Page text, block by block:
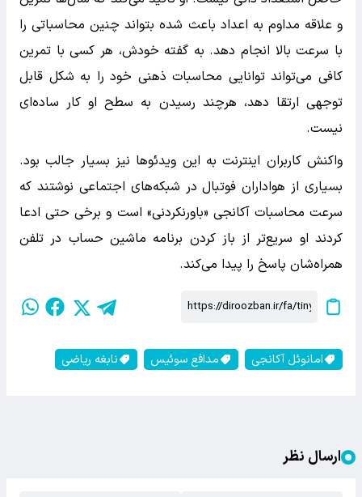
و علاقه مداوم به اعداد باعث شده بتواند چنین محاسباتی را
با سرعت بالا انجام دهد. به گفته خودش، هر کسی با تمرین
کافی می‌تواند توانایی محاسبات ذهنی خود را به شکل قابل
توجهی ارتقا دهد، هرچند رسیدن به سطح او کار ساده‌ای
نیست.
واکنش کاربران اینترنت به این ویدئوها نیز بسیار جالب بود.
بسیاری از هواداران فوتبال در شبکه‌های اجتماعی نوشتند که
سرعت محاسبات آکانجی «باورنکردنی» است و برخی حتی ادعا
کردند او سریع‌تر از باز کردن برنامه ماشین حساب در تلفن
همراه‌شان پاسخ را پیدا می‌کند.
امانوئل آکانجی مدافع سوئیس نابغه ریاضی
ارسال نظر